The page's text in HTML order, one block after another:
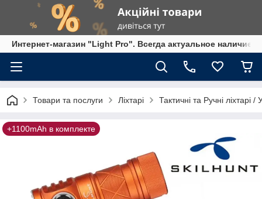
Интернет-магазин "Light Pro". Всегда актуальное
Товари та послуги Ліхтарі Тактичні та Ручні ліхтарі /
+1100mAh в комплекте